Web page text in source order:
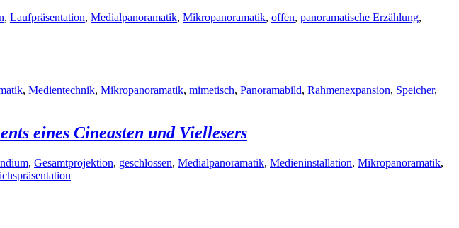
, Laufpräsentation, Medialpanoramatik, Mikropanoramatik, offen, panoramatische Erzählung,
, Medientechnik, Mikropanoramatik, mimetisch, Panoramabild, Rahmenexpansion, Speicher,
eines Cineasten und Viellesers
, Gesamtprojektion, geschlossen, Medialpanoramatik, Medieninstallation, Mikropanoramatik,